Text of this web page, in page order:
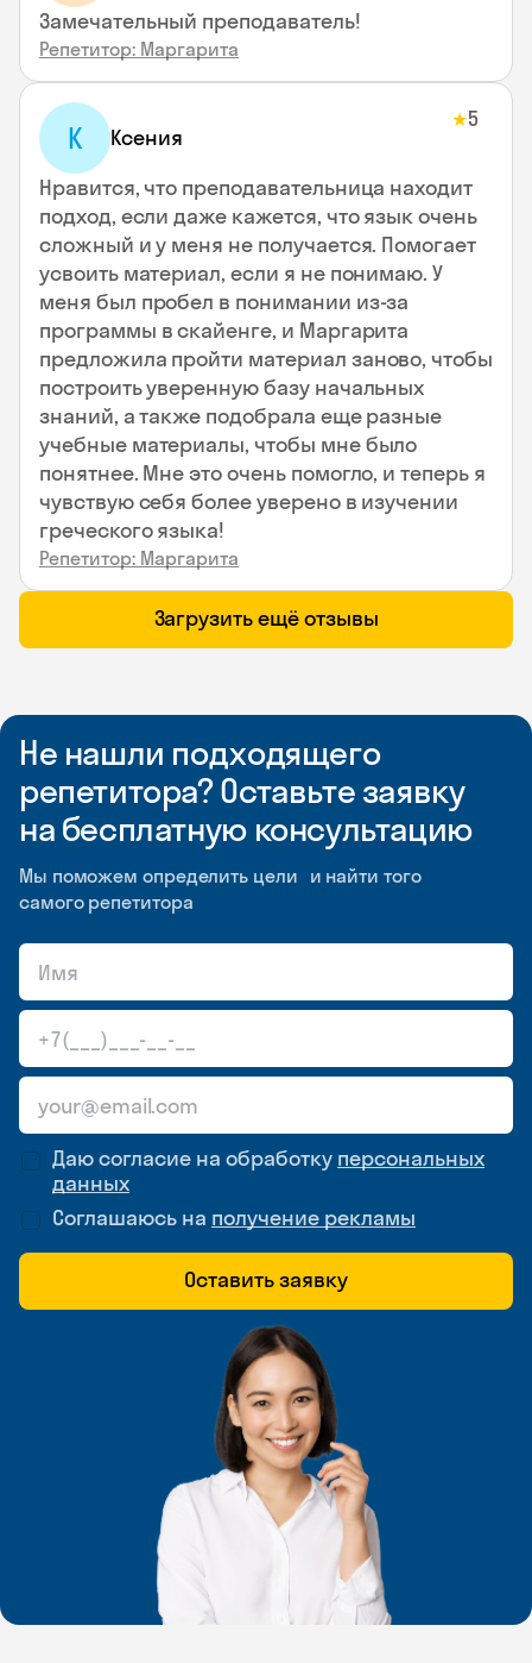
Замечательный преподаватель!
Репетитор: Маргарита
К Ксения
★5
Нравится, что преподавательница находит
подход, если даже кажется, что язык очень
сложный и у меня не получается. Помогает
усвоить материал, если я не понимаю. У
меня был пробел в понимании из-за
программы в скайенге, и Маргарита
предложила пройти материал заново, чтобы
построить уверенную базу начальных
знаний, а также подобрала еще разные
учебные материалы, чтобы мне было
понятнее. Мне это очень помогло, и теперь я
чувствую себя более уверено в изучении
греческого языка!
Репетитор: Маргарита
Загрузить ещё отзывы
Не нашли подходящего
репетитора? Оставьте заявку
на бесплатную консультацию
Мы поможем определить цели и найти того
самого репетитора
Даю согласие на обработку персональных
данных
Соглашаюсь на получение рекламы
Оставить заявку